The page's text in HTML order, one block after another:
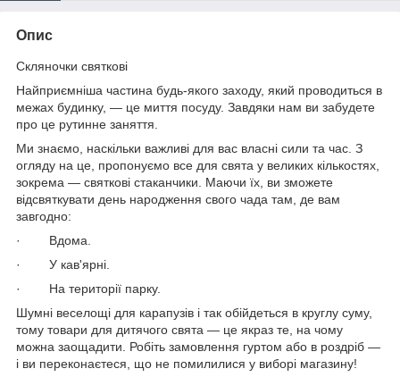
Опис
Скляночки святкові
Найприємніша частина будь-якого заходу, який проводиться в
межах будинку, — це миття посуду. Завдяки нам ви забудете
про це рутинне заняття.
Ми знаємо, наскільки важливі для вас власні сили та час. З
огляду на це, пропонуємо все для свята у великих кількостях,
зокрема — святкові стаканчики. Маючи їх, ви зможете
відсвяткувати день народження свого чада там, де вам
завгодно:
· Вдома.
· У кав'ярні.
· На території парку.
Шумні веселощі для карапузів і так обійдеться в круглу суму,
тому товари для дитячого свята — це якраз те, на чому
можна заощадити. Робіть замовлення гуртом або в роздріб —
і ви переконаєтеся, що не помилилися у виборі магазину!